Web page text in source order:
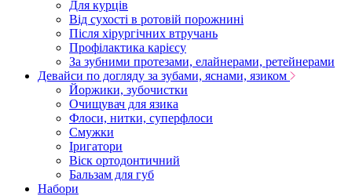
Для курців
Від сухості в ротовій порожнині
Після хірургічних втручань
Профілактика карієсу
За зубними протезами, елайнерами, ретейнерами
Девайси по догляду за зубами, яснами, язиком
Йоржики, зубочистки
Очищувач для язика
Флоси, нитки, суперфлоси
Смужки
Іригатори
Віск ортодонтичний
Бальзам для губ
Набори